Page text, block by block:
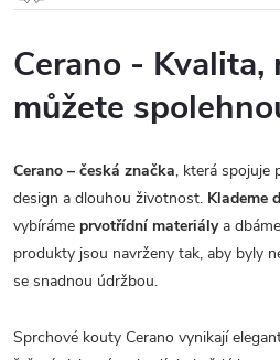
Cerano - Kvalita,
můžete
Cerano – česká značka, která spojuje
design a dlouhou životnost. Klademe
vybíráme prvotřídní materiálya
produkty jsou navrženy tak, aby byly
se snadnou údržbou.
Sprchové kouty Cerano vynikají